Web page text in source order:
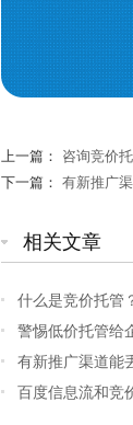
上一篇： 咨询竞价
下一篇： 有新推广
相关文章
什么是竞价托管
警惕低价托管给
有新推广渠道能
百度信息流和竞